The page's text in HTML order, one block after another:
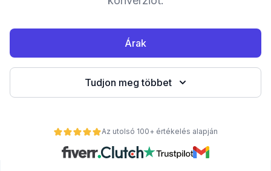
Árak
Tudjon meg többet
Az utolsó 100+ értékelés alapján